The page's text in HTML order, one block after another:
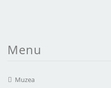
Menu
Muzea